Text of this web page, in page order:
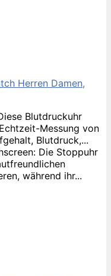
Herren Damen,
Blutdruckuhr
Messung von
Blutdruck,...
Die Stoppuhr
während ihr...